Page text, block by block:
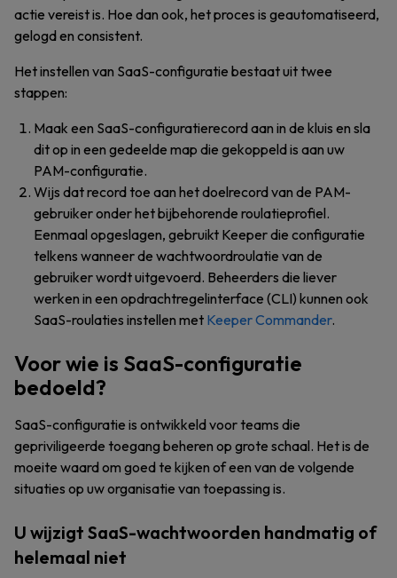
actie vereist is. Hoe dan ook, het proces is geautomatiseerd,
gelogd en consistent.
Het instellen van SaaS-configuratie bestaat uit twee
stappen:
Maak een SaaS-configuratierecord aan in de kluis en sla
dit op in een gedeelde map die gekoppeld is aan uw
PAM-configuratie.
Wijs dat record toe aan het doelrecord van de PAM-
gebruiker onder het bijbehorende roulatieprofiel.
Eenmaal opgeslagen, gebruikt Keeper die configuratie
telkens wanneer de wachtwoordroulatie van de
gebruiker wordt uitgevoerd. Beheerders die liever
werken in een opdrachtregelinterface (CLI) kunnen ook
SaaS-roulaties instellen met Keeper Commander.
Voor wie is SaaS-configuratie
bedoeld?
SaaS-configuratie is ontwikkeld voor teams die
gepriviligeerde toegang beheren op grote schaal. Het is de
moeite waard om goed te kijken of een van de volgende
situaties op uw organisatie van toepassing is.
U wijzigt SaaS-wachtwoorden handmatig of
helemaal niet